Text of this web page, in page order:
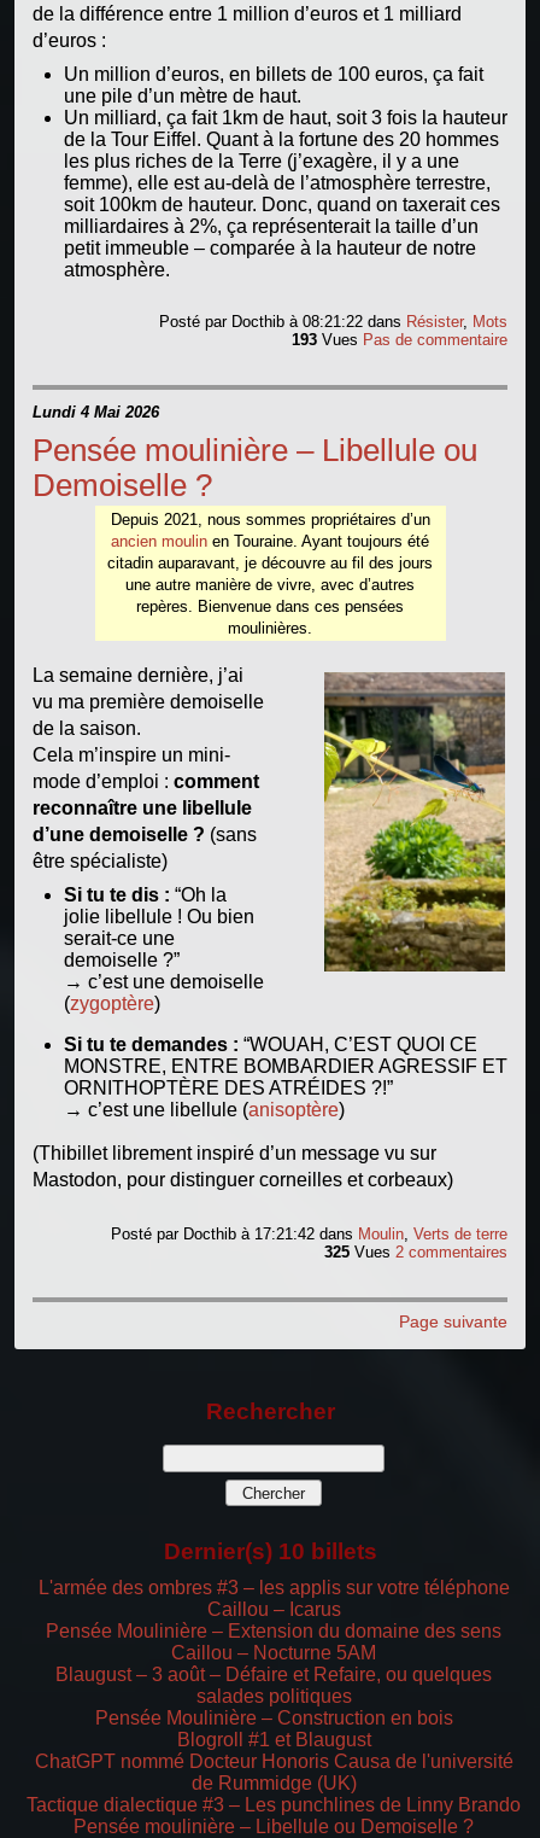
de la différence entre 1 million d’euros et 1 milliard
d’euros :
Un million d’euros, en billets de 100 euros, ça fait
une pile d’un mètre de haut.
Un milliard, ça fait 1km de haut, soit 3 fois la hauteur
de la Tour Eiffel. Quant à la fortune des 20 hommes
les plus riches de la Terre (j’exagère, il y a une
femme), elle est au-delà de l’atmosphère terrestre,
soit 100km de hauteur. Donc, quand on taxerait ces
milliardaires à 2%, ça représenterait la taille d’un
petit immeuble – comparée à la hauteur de notre
atmosphère.
Posté par Docthib à 08:21:22dans Résister, Mots
193 Vues Pas de commentaire
Lundi 4 Mai 2026
Pensée moulinière – Libellule ou
Demoiselle ?
Depuis 2021, nous sommes propriétaires d’un
ancien moulin en Touraine. Ayant toujours été
citadin auparavant, je découvre au fil des jours
une autre manière de vivre, avec d’autres
repères. Bienvenue dans ces pensées
moulinières.
La semaine dernière, j’ai
vu ma première demoiselle
de la saison.
Cela m’inspire un mini-
mode d’emploi : comment
reconnaître une libellule
d’une demoiselle ? (sans
être spécialiste)
Si tu te dis : “Oh la
jolie libellule ! Ou bien
serait-ce une
demoiselle ?”
→ c’est une demoiselle
(zygoptère)
Si tu te demandes : “WOUAH, C’EST QUOI CE
MONSTRE, ENTRE BOMBARDIER AGRESSIF ET
ORNITHOPTÈRE DES ATRÉIDES ?!”
→ c’est une libellule (anisoptère)
(Thibillet librement inspiré d’un message vu sur
Mastodon, pour distinguer corneilles et corbeaux)
Posté par Docthib à 17:21:42dans Moulin ,Verts de terre
325 Vues 2 commentaires
Page suivante
Rechercher
Dernier(s) 10 billets
L'armée des ombres #3 – les applis sur votre téléphone
Caillou – Icarus
Pensée Moulinière – Extension du domaine des sens
Caillou – Nocturne 5AM
Blaugust – 3 août – Défaire et Refaire, ou quelques
salades politiques
Pensée Moulinière – Construction en bois
Blogroll #1 et Blaugust
ChatGPT nommé Docteur Honoris Causa de l'université
de Rummidge (UK)
Tactique dialectique #3 – Les punchlines de Linny Brando
Pensée moulinière – Libellule ou Demoiselle ?